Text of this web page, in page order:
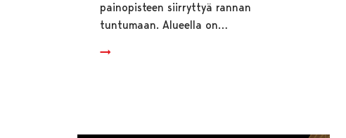
painopisteen siirryttyä rannan
tuntumaan. Alueella on…